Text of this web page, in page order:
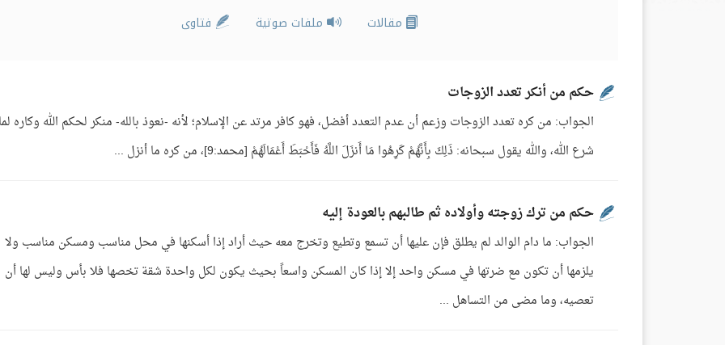
مقالات ملفات صوتية فتاوى
حكم من أنكر تعدد الزوجات
الجواب: من كره تعدد الزوجات وزعم أن عدم التعدد أفضل، فهو كافر مرتد عن الإسلام؛ لأنه -نعوذ بالله- منكر لحكم الله وكاره
شرع الله، والله يقول سبحانه: ذَلِكَ بِأَنَّهُمْ كَرِهُوا مَا أَنزَلَ اللَّهُ فَأَحْبَطَ أَعْمَالَهُمْ [محمد:9]، من كره ما أنزل ...
حكم من ترك زوجته وأولاده ثم طالبهم بالعودة إليه
الجواب: ما دام الوالد لم يطلق فإن عليها أن تسمع وتطيع وتخرج معه حيث أراد إذا أسكنها في محل مناسب ومسكن مناسب ولا
يلزمها أن تكون مع ضرتها في مسكن واحد إلا إذا كان المسكن واسعاً بحيث يكون لكل واحدة شقة تخصها فلا بأس وليس لها أن
تعصيه، وما مضى من التساهل ...